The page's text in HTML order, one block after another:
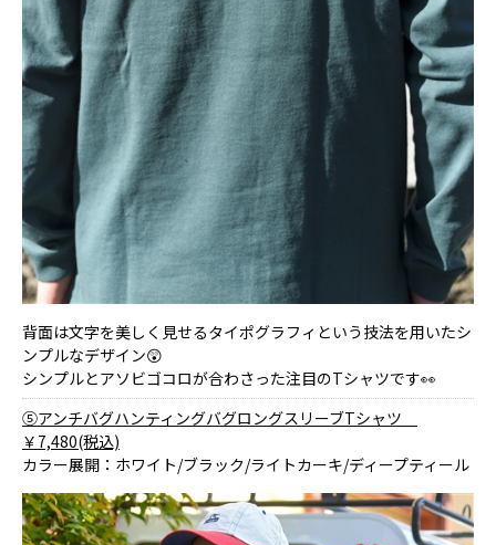
背面は文字を美しく見せるタイポグラフィという技法を用いたシ
ンプルなデザイン😲
シンプルとアソビゴコロが合わさった注目のTシャツです👀
⑤アンチバグハンティングバグロングスリーブTシャツ
￥7,480(税込)
カラー展開：ホワイト/ブラック/ライトカーキ/ディープティール